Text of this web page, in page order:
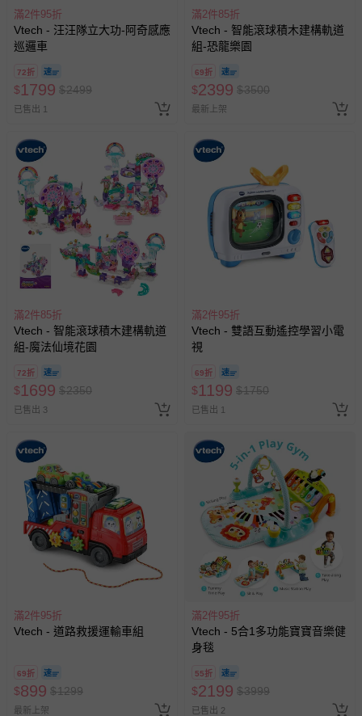
滿2件95折
Vtech - 汪汪隊立大功-阿奇感應
巡邏車
72折
$1799 $2499
已售出 1
滿2件85折
Vtech - 智能滾球積木建構軌道
組-恐龍樂園
69折
$2399 $3500
最新上架
滿2件85折
Vtech - 智能滾球積木建構軌道
組-魔法仙境花園
72折
$1699 $2350
已售出 3
滿2件95折
Vtech - 雙語互動遙控學習小電
視
69折
$1199 $1750
已售出 1
滿2件95折
Vtech - 道路救援運輸車組
69折
$899 $1299
最新上架
滿2件95折
Vtech - 5合1多功能寶寶音樂健
身毯
55折
$2199 $3999
已售出 2